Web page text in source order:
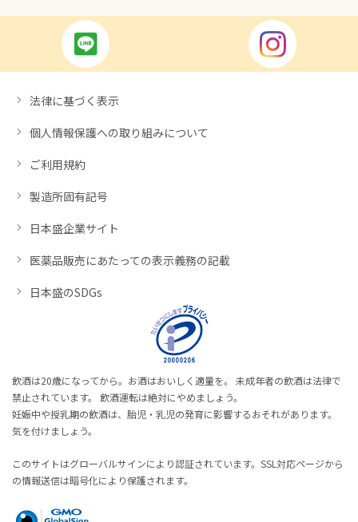
法律に基づく表示
個人情報保護への取り組みについて
ご利用規約
製造所固有記号
日本盛企業サイト
医薬品販売にあたっての表示義務の記載
日本盛のSDGs
飲酒は20歳になってから。お酒はおいしく適量を。 未成年者の飲酒は法律で
禁止されています。 飲酒運転は絶対にやめましょう。
妊娠中や授乳期の飲酒は、胎児・乳児の発育に影響するおそれがあります。
気を付けましょう。
このサイトはグローバルサインにより認証されています。SSL対応ページから
の情報送信は暗号化により保護されます。